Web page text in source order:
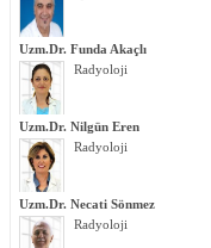
Uzm.Dr. Funda Akaçlı
Radyoloji
Uzm.Dr. Nilgün Eren
Radyoloji
Uzm.Dr. Necati Sönmez
Radyoloji